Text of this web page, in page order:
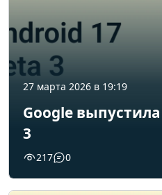
27 марта 2026 в 19:19
Google
3
217 0